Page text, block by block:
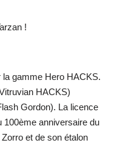
!
gamme Hero HACKS.
HACKS)
Gordon). La licence
100ème anniversaire du
et de son étalon